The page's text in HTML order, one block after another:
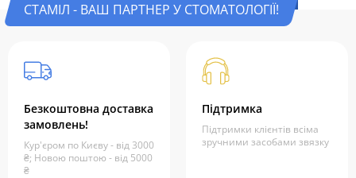
СТАМІЛ - ВАШ ПАРТНЕР У СТОМАТОЛОГІЇ!
Безкоштовна доставка
замовлень!
Кур'єром по Києву - від 3000
₴; Новою поштою - від 5000
₴
Підтримка
Підтримки клієнтів всіма
зручними засобами звязку